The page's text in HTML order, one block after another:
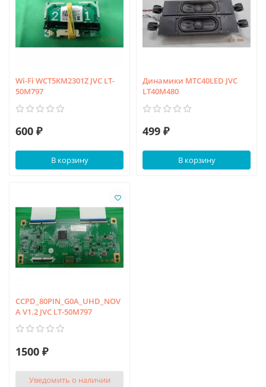
Wi-Fi WCT5KM2301Z JVC LT-
50M797
600 ₽
В корзину
Динамики MTC40LED JVC
LT40M480
499 ₽
В корзину
CCPD_80PIN_G0A_UHD_NOV
A V1.2 JVC LT-50M797
1500 ₽
Уведомить о наличии